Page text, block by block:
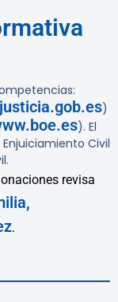
)
). El
Civil
revisa
.